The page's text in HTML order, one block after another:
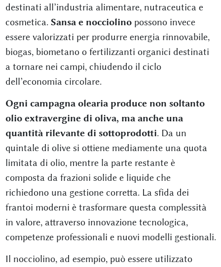
destinati all’industria alimentare, nutraceutica e
cosmetica. Sansa e nocciolinopossono invece
essere valorizzati per produrre energia rinnovabile,
biogas, biometano o fertilizzanti organici destinati
a tornare nei campi, chiudendo il ciclo
dell’economia circolare.
Ogni campagna olearia produce non soltanto
olio extravergine di oliva, ma anche una
quantità rilevante di sottoprodotti. Da un
quintale di olive si ottiene mediamente una quota
limitata di olio, mentre la parte restante è
composta da frazioni solide e liquide che
richiedono una gestione corretta. La sfida dei
frantoi moderni è trasformare questa complessità
in valore, attraverso innovazione tecnologica,
competenze professionali e nuovi modelli gestionali.
Il nocciolino, ad esempio, può essere utilizzato